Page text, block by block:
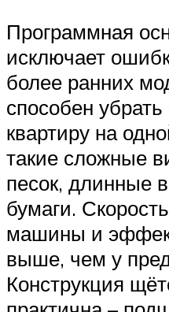
Программная
исключает
более ранних
способен
квартиру на
такие сложные
песок, длинные
бумаги.
машины и
выше, чем у
Конструкция